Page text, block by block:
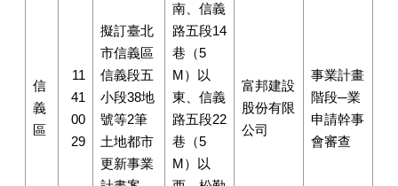
信
義
區
11
41
00
29
擬訂臺北
市信義區
信義段五
小段38地
號等2筆
土地都市
更新事業
南、信義
路五段14
巷（5
M）以
東、信義
路五段22
巷（5
M）以
富邦建設
股份有限
公司
事業計畫
階段─業
申請幹事
會審查